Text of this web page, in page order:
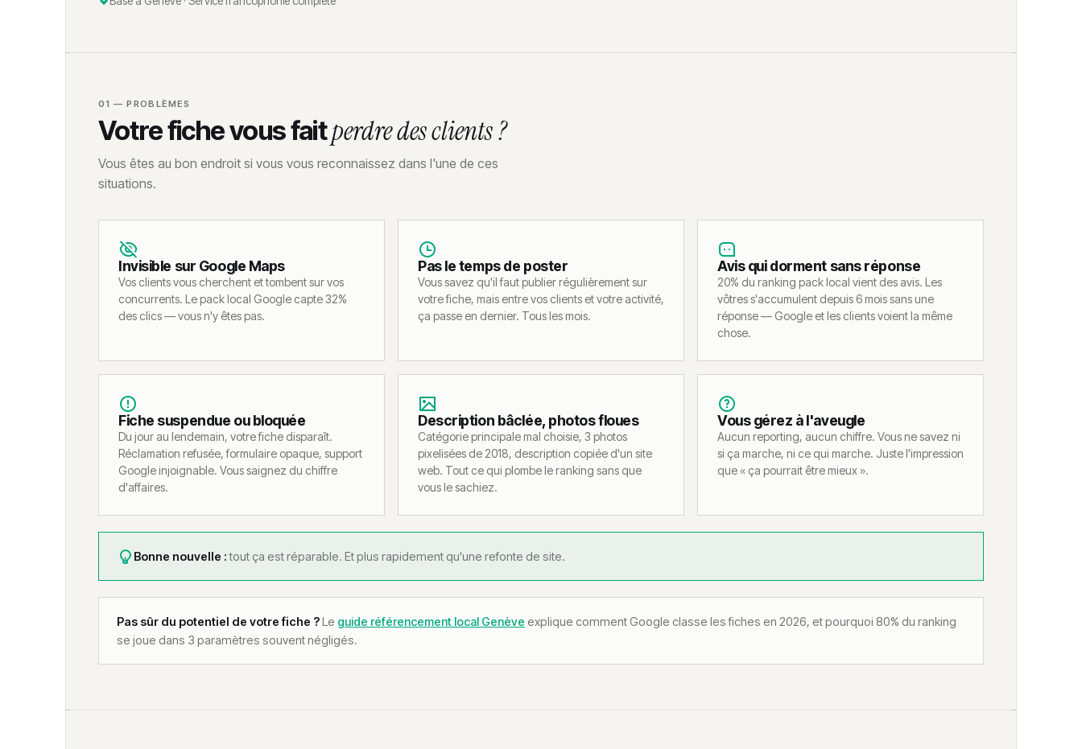
01 — PROBLÈMES
Votre fiche vous faitperdre des clients ?
Vous êtes au bon endroit si vous vous reconnaissez dans l'une de ces
situations.
Invisible sur Google Maps
Vos clients vous cherchent et tombent sur vos
concurrents. Le pack local Google capte 32%
des clics — vous n'y êtes pas.
Pas le temps de poster
Vous savez qu'il faut publier régulièrement sur
votre fiche, mais entre vos clients et votre activité,
ça passe en dernier. Tous les mois.
Avis qui dorment sans réponse
20% du ranking pack local vient des avis. Les
vôtres s'accumulent depuis 6 mois sans une
réponse — Google et les clients voient la même
chose.
Fiche suspendue ou bloquée
Du jour au lendemain, votre fiche disparaît.
Réclamation refusée, formulaire opaque, support
Google injoignable. Vous saignez du chiffre
d'affaires.
Description bâclée, photos floues
Catégorie principale mal choisie, 3 photos
pixelisées de 2018, description copiée d'un site
web. Tout ce qui plombe le ranking sans que
vous le sachiez.
Vous gérez à l'aveugle
Aucun reporting, aucun chiffre. Vous ne savez ni
si ça marche, ni ce qui marche. Juste l'impression
que « ça pourrait être mieux ».
Bonne nouvelle :tout ça est réparable. Et plus rapidement qu'une refonte de site.
Pas sûr du potentiel de votre fiche ?Le guide référencement local Genève explique comment Google classe les fiches en 2026, et pourquoi 80% du ranking
se joue dans 3 paramètres souvent négligés.